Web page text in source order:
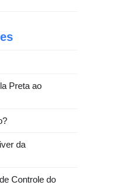
Preta ao
da
Controle do